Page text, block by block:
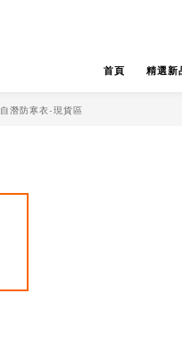
首頁 精選新
自潛防寒衣-現貨區